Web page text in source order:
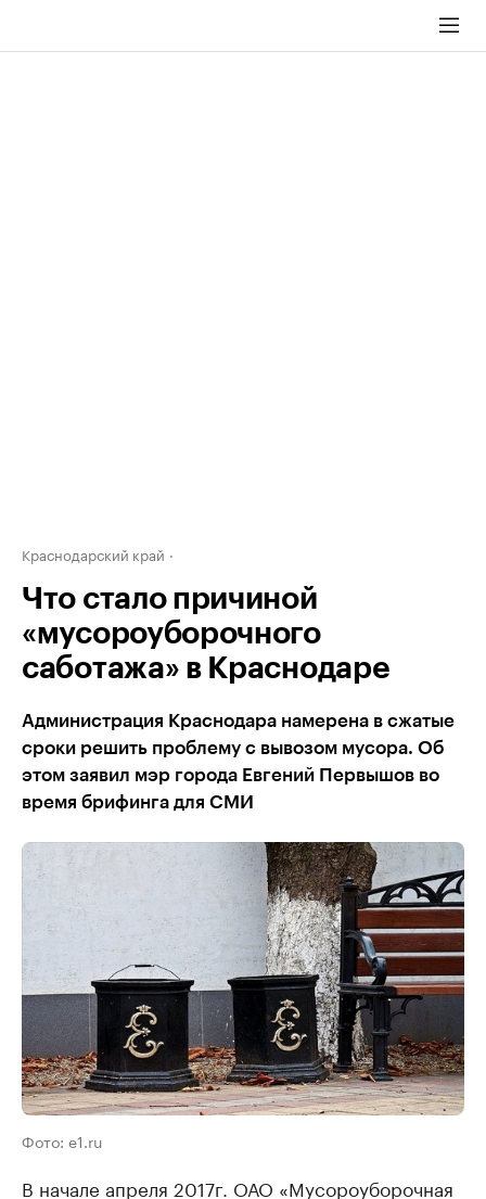
Краснодарский край
Что стало причиной
«мусороуборочного
саботажа» в Краснодаре
Администрация Краснодара намерена в сжатые
сроки решить проблему с вывозом мусора. Об
этом заявил мэр города Евгений Первышов во
время брифинга для СМИ
Фото: e1.ru
В начале апреля 2017г. ОАО «Мусороуборочная